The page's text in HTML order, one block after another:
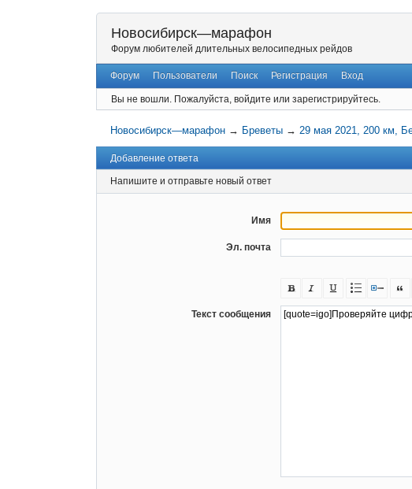
Новосибирск—марафон
Форум любителей длительных велосипедных рейдов
Форум Пользователи Поиск Регистрация Вход
Вы не вошли. Пожалуйста, войдите или зарегистрируйтесь.
Новосибирск—марафон → Бреветы →29 мая 2021, 200 км,
Добавление ответа
Напишите и отправьте новый ответ
Имя
Эл. почта
Текст сообщения